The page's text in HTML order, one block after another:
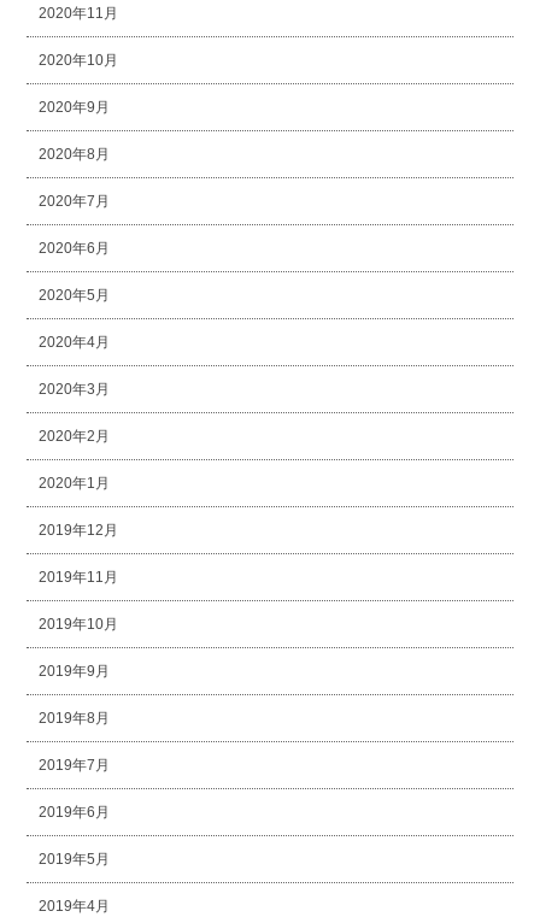
2020年11月
2020年10月
2020年9月
2020年8月
2020年7月
2020年6月
2020年5月
2020年4月
2020年3月
2020年2月
2020年1月
2019年12月
2019年11月
2019年10月
2019年9月
2019年8月
2019年7月
2019年6月
2019年5月
2019年4月